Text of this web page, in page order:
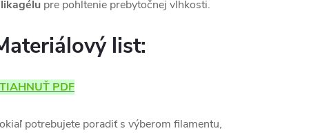
pre pohltenie prebytočnej vlhkosti.
list:
PDF
potrebujete poradiť s výberom filamentu,